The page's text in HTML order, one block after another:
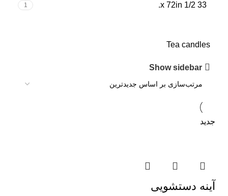
33 1/2 x 72in.
1
Tea candles
Show sidebar
جدید
آینه دستشویی